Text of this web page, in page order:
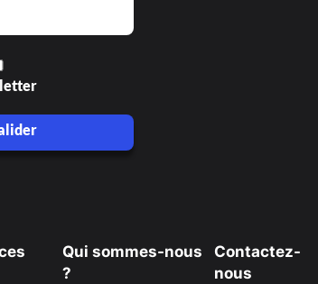
Qui sommes-nous
?
Contactez-
nous